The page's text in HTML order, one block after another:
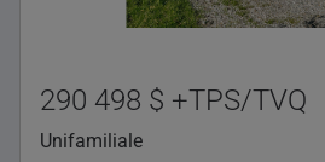
290 498 $ +TPS/TVQ
Unifamiliale